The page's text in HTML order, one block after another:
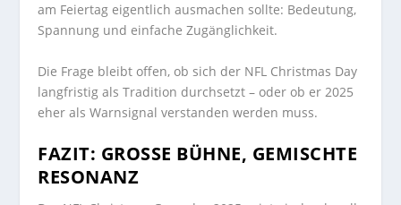
am Feiertag eigentlich ausmachen sollte: Bedeutung,
Spannung und einfache Zugänglichkeit.
Die Frage bleibt offen, ob sich der NFL Christmas Day
langfristig als Tradition durchsetzt – oder ob er 2025
eher als Warnsignal verstanden werden muss.
FAZIT: GROSSE BÜHNE, GEMISCHTE R
ESONANZ